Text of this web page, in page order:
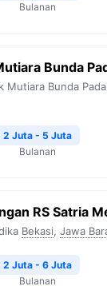
Bulanan
Bunda
Mutiara Bunda
2 Juta - 5 Juta
Bulanan
RS Satria
Bekasi, Jawa
2 Juta - 6 Juta
Bulanan